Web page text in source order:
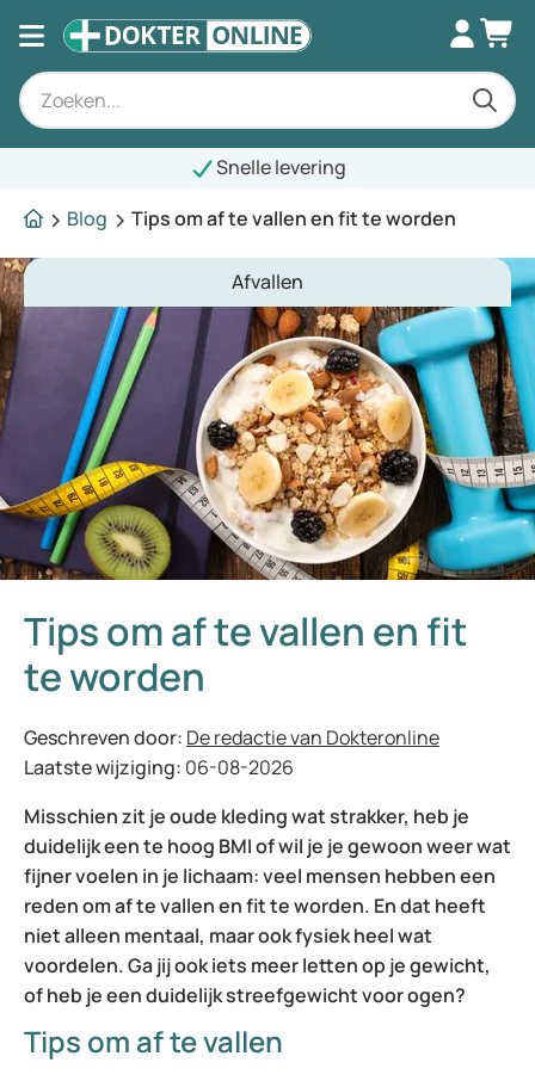
Snelle levering
Blog
Tips om af te vallen en fit te worden
Afvallen
Tips om af te vallen en fit
te worden
Geschreven door: De redactie van Dokteronline
Laatste wijziging: 06-08-2026
Misschien zit je oude kleding wat strakker, heb je
duidelijk een te hoog BMI of wil je je gewoon weer wat
fijner voelen in je lichaam: veel mensen hebben een
reden om af te vallen en fit te worden. En dat heeft
niet alleen mentaal, maar ook fysiek heel wat
voordelen. Ga jij ook iets meer letten op je gewicht,
of heb je een duidelijk streefgewicht voor ogen?
Tips om af te vallen